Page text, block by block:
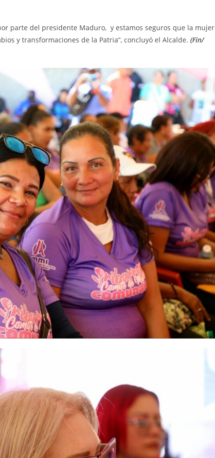
parte del presidente Maduro, y estamos seguros que la mujer
y transformaciones de la Patria”, concluyó el Alcalde. (Fin/